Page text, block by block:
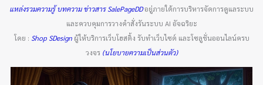
แหล่งรวมความรู้ บทความ ข่าวสาร SalePageDDอยู่ภายใต้การบริหารจัดการดูแลระบบ
และควบคุมการวางคำสั่งรันระบบ AI อัจฉริยะ
โดย : Shop SDesign ผู้ให้บริการเว็บโฮสติ้ง รับทำเว็บไซต์ และโซลูชั่นออนไลน์ครบ
วงจร(นโยบายความเป็นส่วนตัว)